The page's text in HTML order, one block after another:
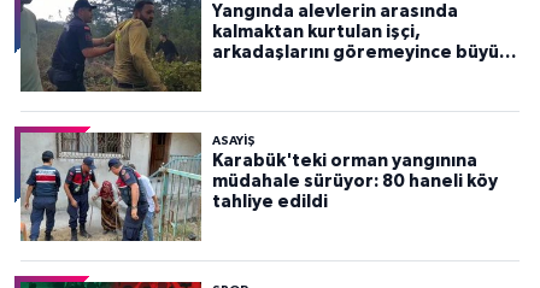
Yangında alevlerin arasında
kalmaktan kurtulan işçi,
arkadaşlarını göremeyince büyük
ASAYİŞ
Karabük'teki orman yangınına
müdahale sürüyor: 80 haneli köy
tahliye edildi